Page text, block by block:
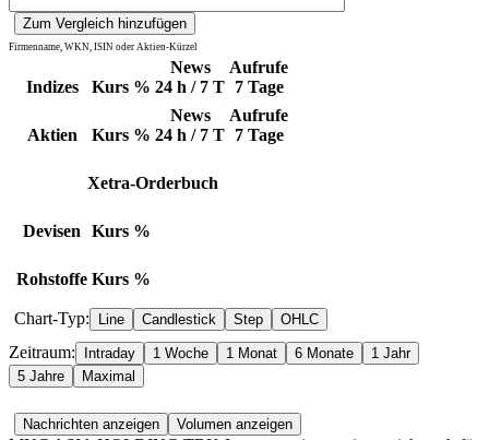
Firmenname, WKN, ISIN oder Aktien-Kürzel
Indizes Kurs %
News
24 h / 7 T
Aufrufe
7 Tage
Aktien Kurs %
News
24 h / 7 T
Aufrufe
7 Tage
Xetra-Orderbuch
Devisen Kurs %
Rohstoffe Kurs %
Chart-Typ:
Zeitraum: